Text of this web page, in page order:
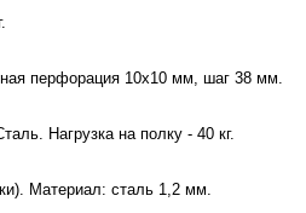
перфорация 10х10 мм, шаг 38 мм.
Нагрузка на полку - 40 кг.
Материал: сталь 1,2 мм.